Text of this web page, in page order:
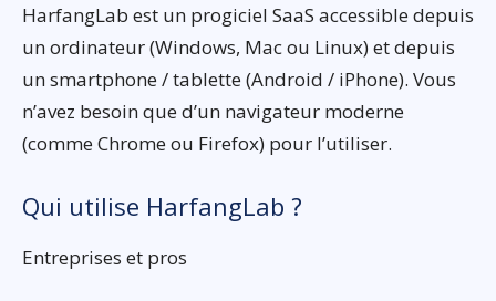
HarfangLab est un progiciel SaaS accessible depuis
un ordinateur (Windows, Mac ou Linux) et depuis
un smartphone / tablette (Android / iPhone). Vous
n’avez besoin que d’un navigateur moderne
(comme Chrome ou Firefox) pour l’utiliser.
Qui utilise HarfangLab ?
Entreprises et pros